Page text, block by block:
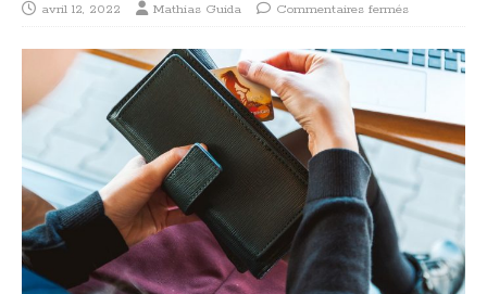
avril 12, 2022 Mathias Guida Commentaires fermés